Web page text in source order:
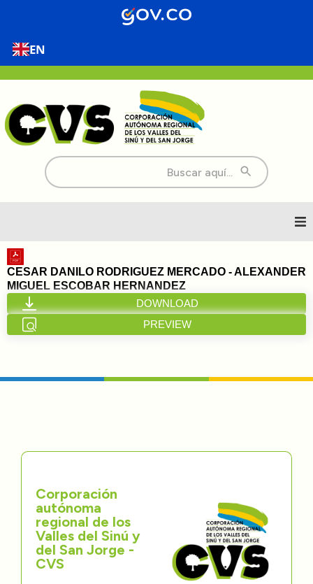
EN
Buscar:
Inicio
Nosotros
Directorios
Contáctenos
CESAR DANILO RODRIGUEZ MERCADO - ALEXANDER
MIGUEL ESCOBAR HERNANDEZ
DOWNLOAD
PREVIEW
Corporación
autónoma
regional de los
Valles del Sinú y
del San Jorge -
CVS